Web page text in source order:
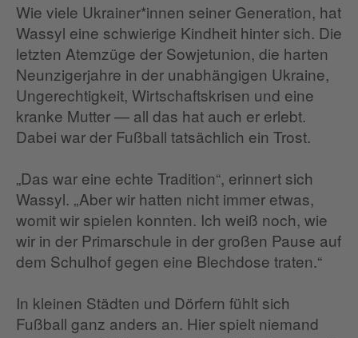
Wie viele Ukrainer*innen seiner Generation, hat
Wassyl eine schwierige Kindheit hinter sich. Die
letzten Atemzüge der Sowjetunion, die harten
Neunzigerjahre in der unabhängigen Ukraine,
Ungerechtigkeit, Wirtschaftskrisen und eine
kranke Mutter — all das hat auch er erlebt.
Dabei war der Fußball tatsächlich ein Trost.
„Das war eine echte Tradition“, erinnert sich
Wassyl. „Aber wir hatten nicht immer etwas,
womit wir spielen konnten. Ich weiß noch, wie
wir in der Primarschule in der großen Pause auf
dem Schulhof gegen eine Blechdose traten.“
In kleinen Städten und Dörfern fühlt sich
Fußball ganz anders an. Hier spielt niemand